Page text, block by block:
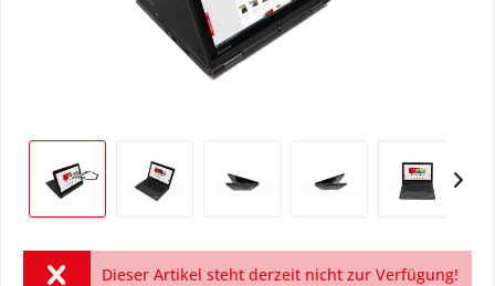
Dieser Artikel steht derzeit nicht zur Verfügung!